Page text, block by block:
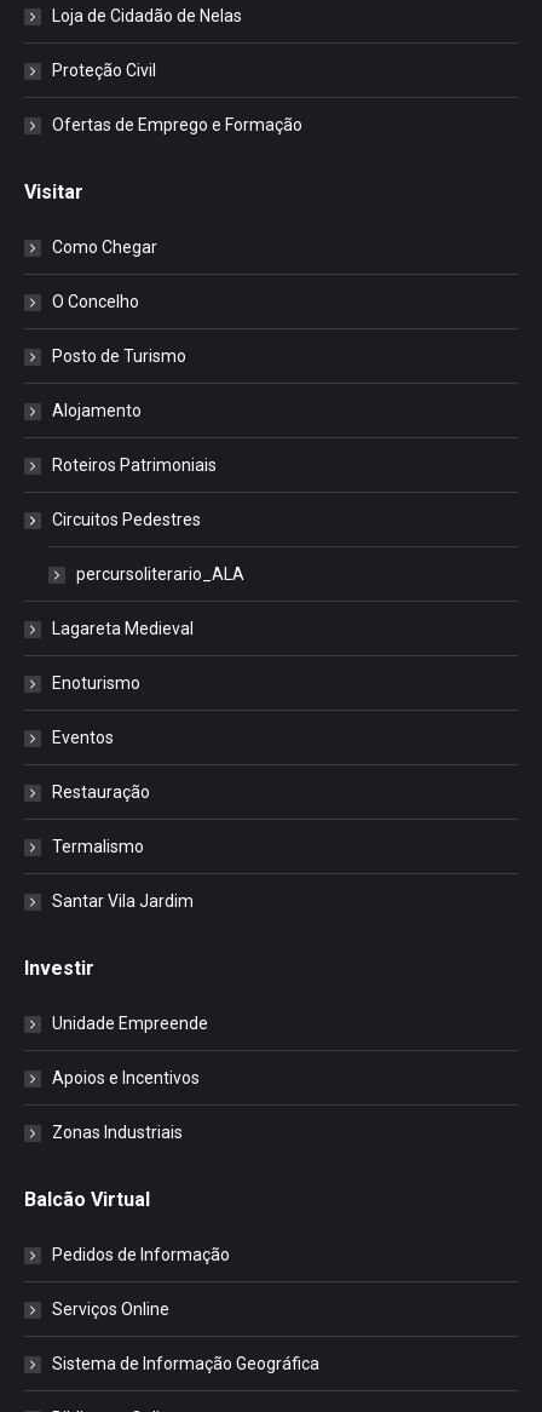
Loja de Cidadão de Nelas
Proteção Civil
Ofertas de Emprego e Formação
Visitar
Como Chegar
O Concelho
Posto de Turismo
Alojamento
Roteiros Patrimoniais
Circuitos Pedestres
percursoliterario_ALA
Lagareta Medieval
Enoturismo
Eventos
Restauração
Termalismo
Santar Vila Jardim
Investir
Unidade Empreende
Apoios e Incentivos
Zonas Industriais
Balcão Virtual
Pedidos de Informação
Serviços Online
Sistema de Informação Geográfica